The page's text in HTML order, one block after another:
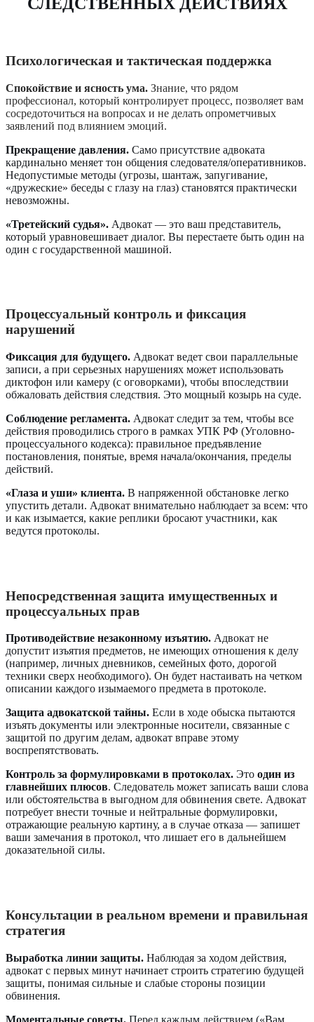
СЛЕДСТВЕННЫХ ДЕЙСТВИЯХ
Психологическая и тактическая поддержка
Спокойствие и ясность ума. Знание, что рядом
профессионал, который контролирует процесс, позволяет вам
сосредоточиться на вопросах и не делать опрометчивых
заявлений под влиянием эмоций.
Прекращение давления. Само присутствие адвоката
кардинально меняет тон общения следователя/оперативников.
Недопустимые методы (угрозы, шантаж, запугивание,
«дружеские» беседы с глазу на глаз) становятся практически
невозможны.
«Третейский судья». Адвокат — это ваш представитель,
который уравновешивает диалог. Вы перестаете быть один на
один с государственной машиной.
Процессуальный контроль и фиксация
нарушений
Фиксация для будущего. Адвокат ведет свои параллельные
записи, а при серьезных нарушениях может использовать
диктофон или камеру (с оговорками), чтобы впоследствии
обжаловать действия следствия. Это мощный козырь на суде.
Соблюдение регламента. Адвокат следит за тем, чтобы все
действия проводились строго в рамках УПК РФ (Уголовно-
процессуального кодекса): правильное предъявление
постановления, понятые, время начала/окончания, пределы
действий.
«Глаза и уши» клиента. В напряженной обстановке легко
упустить детали. Адвокат внимательно наблюдает за всем: что
и как изымается, какие реплики бросают участники, как
ведутся протоколы.
Непосредственная защита имущественных и
процессуальных прав
Противодействие незаконному изъятию. Адвокат не
допустит изъятия предметов, не имеющих отношения к делу
(например, личных дневников, семейных фото, дорогой
техники сверх необходимого). Он будет настаивать на четком
описании каждого изымаемого предмета в протоколе.
Защита адвокатской тайны. Если в ходе обыска пытаются
изъять документы или электронные носители, связанные с
защитой по другим делам, адвокат вправе этому
воспрепятствовать.
Контроль за формулировками в протоколах. Это один из
главнейших плюсов. Следователь может записать ваши слова
или обстоятельства в выгодном для обвинения свете. Адвокат
потребует внести точные и нейтральные формулировки,
отражающие реальную картину, а в случае отказа — запишет
ваши замечания в протокол, что лишает его в дальнейшем
доказательной силы.
Консультации в реальном времени и правильная
стратегия
Выработка линии защиты. Наблюдая за ходом действия,
адвокат с первых минут начинает строить стратегию будущей
защиты, понимая сильные и слабые стороны позиции
обвинения.
Моментальные советы. Перед каждым действием («Вам